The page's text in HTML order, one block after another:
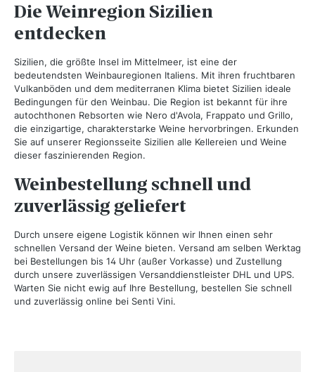
Die Weinregion Sizilien
entdecken
Sizilien, die größte Insel im Mittelmeer, ist eine der
bedeutendsten Weinbauregionen Italiens. Mit ihren fruchtbaren
Vulkanböden und dem mediterranen Klima bietet Sizilien ideale
Bedingungen für den Weinbau. Die Region ist bekannt für ihre
autochthonen Rebsorten wie Nero d'Avola, Frappato und Grillo,
die einzigartige, charakterstarke Weine hervorbringen. Erkunden
Sie auf unserer Regionsseite Sizilien alle Kellereien und Weine
dieser faszinierenden Region.
Weinbestellung schnell und
zuverlässig geliefert
Durch unsere eigene Logistik können wir Ihnen einen sehr
schnellen Versand der Weine bieten. Versand am selben Werktag
bei Bestellungen bis 14 Uhr (außer Vorkasse) und Zustellung
durch unsere zuverlässigen Versanddienstleister DHL und UPS.
Warten Sie nicht ewig auf Ihre Bestellung, bestellen Sie schnell
und zuverlässig online bei Senti Vini.